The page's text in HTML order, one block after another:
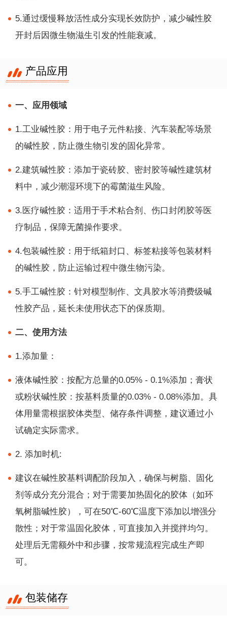
5.通过缓慢释放活性成分实现长效防护，减少碱性胶
开封后因微生物滋生引发的性能衰减。
产品应用
一、应用领域
1.工业碱性胶：用于电子元件粘接、汽车装配等场景
的碱性胶，防止微生物引发的固化异常。
2.建筑碱性胶：添加于瓷砖胶、密封胶等碱性建筑材
料中，减少潮湿环境下的霉菌滋生风险。
3.医疗碱性胶：适用于手术粘合剂、伤口封闭胶等医
疗制品，保障无菌操作要求。
4.包装碱性胶：用于纸箱封口、标签粘接等包装材料
的碱性胶，防止运输过程中微生物污染。
5.手工碱性胶：针对模型制作、文具胶水等消费级碱
性胶产品，延长未使用状态下的保质期。
二、使用方法
1.添加量：
液体碱性胶：按配方总量的0.05% - 0.1%添加；膏状
或粉状碱性胶：按基料质量的0.03% - 0.08%添加。具
体用量需根据胶体类型、储存条件调整，建议通过小
试确定实际需求。
2. 添加时机:
建议在碱性胶基料调配阶段加入，确保与树脂、固化
剂等成分充分混合；对于需要加热固化的胶体（如环
氧树脂碱性胶），可在50℃-60℃温度下添加以增强分
散性；对于常温固化胶体，可直接加入并搅拌均匀。
处理后无需额外中和步骤，按常规流程完成生产即
可。
包装储存